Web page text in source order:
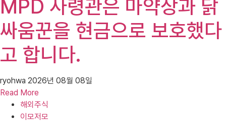
MPD 사령관은 마약상과 닭
싸움꾼을 현금으로 보호했다
고 합니다.
ryohwa 2026년 08월 08일
Read More
해외주식
이모저모